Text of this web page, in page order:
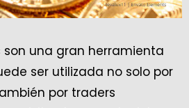
una gran herramienta
ser utilizada no solo por
por traders